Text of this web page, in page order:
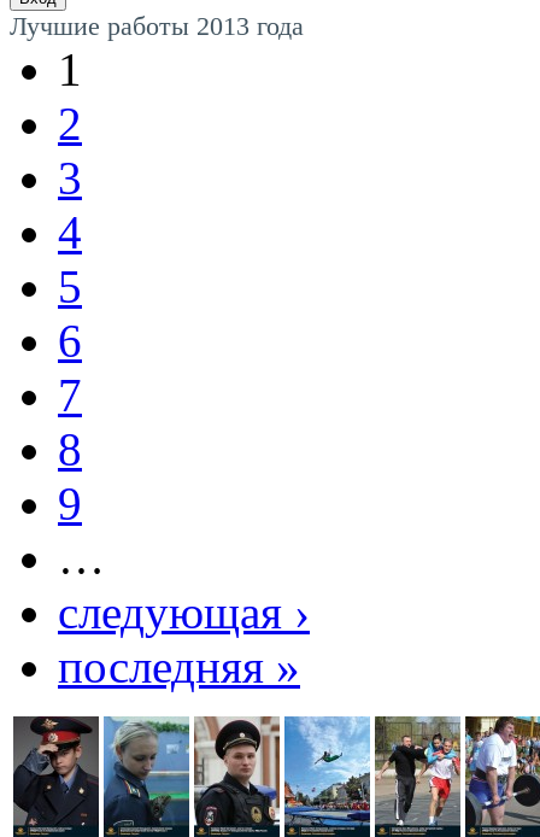
Лучшие работы 2013 года
1
2
3
4
5
6
7
8
9
…
следующая ›
последняя »